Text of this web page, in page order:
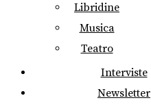
Libridine
Musica
Teatro
Interviste
Newsletter